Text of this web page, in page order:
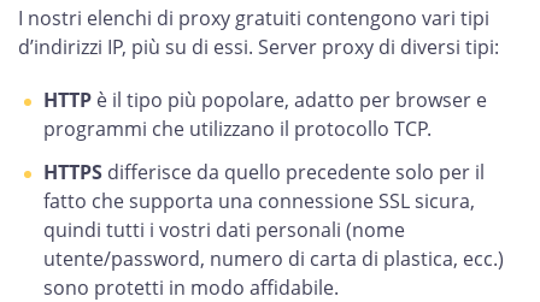
I nostri elenchi di proxy gratuiti contengono vari tipi
d’indirizzi IP, più su di essi. Server proxy di diversi tipi:
HTTP è il tipo più popolare, adatto per browser e
programmi che utilizzano il protocollo TCP.
HTTPS differisce da quello precedente solo per il
fatto che supporta una connessione SSL sicura,
quindi tutti i vostri dati personali (nome
utente/password, numero di carta di plastica, ecc.)
sono protetti in modo affidabile.